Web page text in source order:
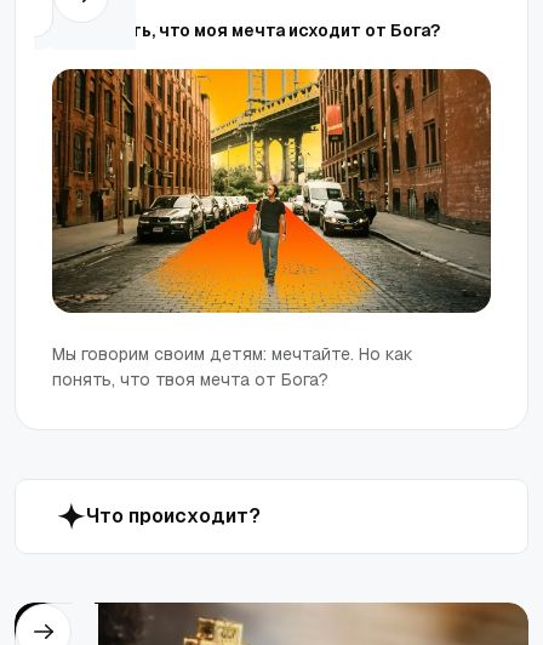
Как понять, что моя мечта исходит от Бога?
Мы говорим своим детям: мечтайте. Но как
понять, что твоя мечта от Бога?
Что происходит?